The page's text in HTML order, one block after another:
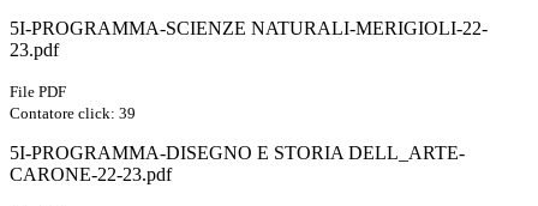
5I-PROGRAMMA-SCIENZE NATURALI-MERIGIOLI-22-
23.pdf
File PDF
Contatore click: 39
5I-PROGRAMMA-DISEGNO E STORIA DELL_ARTE-
CARONE-22-23.pdf